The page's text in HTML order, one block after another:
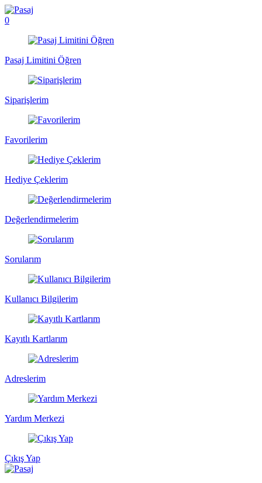
0
Pasaj Limitini Öğren
Siparişlerim
Favorilerim
Hediye Çeklerim
Değerlendirmelerim
Sorularım
Kullanıcı Bilgilerim
Kayıtlı Kartlarım
Adreslerim
Yardım Merkezi
Çıkış Yap